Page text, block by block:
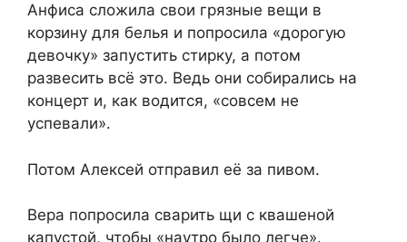
Анфиса сложила свои грязные вещи в
корзину для белья и попросила «дорогую
девочку» запустить стирку, а потом
развесить всё это. Ведь они собирались на
концерт и, как водится, «совсем не
успевали».
Потом Алексей отправил её за пивом.
Вера попросила сварить щи с квашеной
капустой, чтобы «наутро было легче».